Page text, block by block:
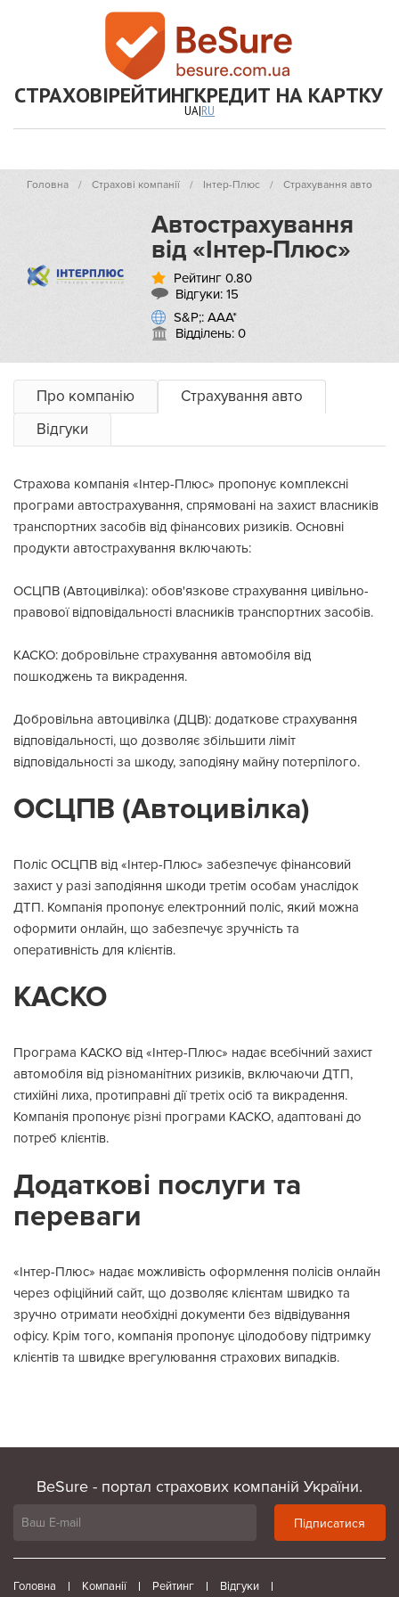
СТРАХОВІРЕЙТИНГКРЕДИТ НА КАРТКУ
UA|RU
Головна Страхові компанії Інтер-Плюс Страхування авто
​Автострахування
від «Інтер-Плюс»
Рейтинг 0.80
Відгуки: 15
S&P;: ААА*
Відділень: 0
Про компанію
Страхування авто
Відгуки
Страхова компанія «Інтер-Плюс» пропонує комплексні
програми автострахування, спрямовані на захист власників
транспортних засобів від фінансових ризиків. Основні
продукти автострахування включають:
ОСЦПВ (Автоцивілка): обов'язкове страхування цивільно-
правової відповідальності власників транспортних засобів.
КАСКО: добровільне страхування автомобіля від
пошкоджень та викрадення.
Добровільна автоцивілка (ДЦВ): додаткове страхування
відповідальності, що дозволяє збільшити ліміт
відповідальності за шкоду, заподіяну майну потерпілого.
ОСЦПВ (Автоцивілка)
Поліс ОСЦПВ від «Інтер-Плюс» забезпечує фінансовий
захист у разі заподіяння шкоди третім особам унаслідок
ДТП. Компанія пропонує електронний поліс, який можна
оформити онлайн, що забезпечує зручність та
оперативність для клієнтів.
КАСКО
Програма КАСКО від «Інтер-Плюс» надає всебічний захист
автомобіля від різноманітних ризиків, включаючи ДТП,
стихійні лиха, протиправні дії третіх осіб та викрадення.
Компанія пропонує різні програми КАСКО, адаптовані до
потреб клієнтів.
Додаткові послуги та
переваги
«Інтер-Плюс» надає можливість оформлення полісів онлайн
через офіційний сайт, що дозволяє клієнтам швидко та
зручно отримати необхідні документи без відвідування
офісу. Крім того, компанія пропонує цілодобову підтримку
клієнтів та швидке врегулювання страхових випадків.
BeSure - портал страхових компаній України.
Підписатися
Головна Компанії Рейтинг
Відгуки